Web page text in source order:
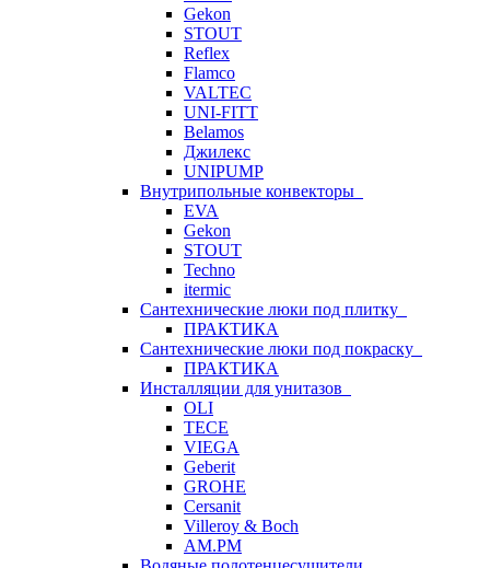
Gekon
STOUT
Reflex
Flamco
VALTEC
UNI-FITT
Belamos
Джилекс
UNIPUMP
Внутрипольные конвекторы
EVA
Gekon
STOUT
Techno
itermic
Сантехнические люки под плитку
ПРАКТИКА
Сантехнические люки под покраску
ПРАКТИКА
Инсталляции для унитазов
OLI
TECE
VIEGA
Geberit
GROHE
Cersanit
Villeroy & Boch
AM.PM